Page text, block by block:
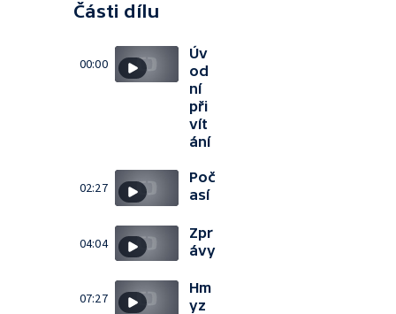
Části dílu
00:00
Úv
od
ní
při
vít
ání
02:27
Poč
así
04:04
Zpr
ávy
07:27
Hm
yz